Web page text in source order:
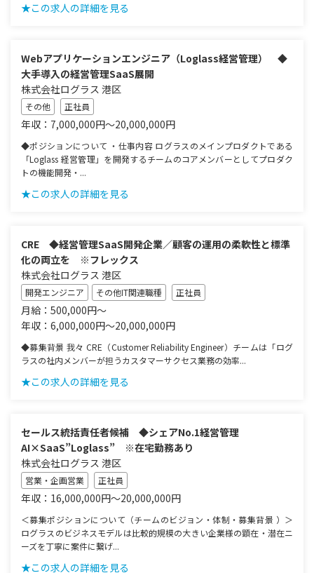
★この求人の詳細を見る
Webアプリケーションエンジニア（Loglass経営管理） ◆
大手導入の経営管理SaaS展開
株式会社ログラス 港区
その他 正社員
年収：7,000,000円～20,000,000円
◆ポジションについて ・仕事内容 ログラスのメインプロダクトである
「Loglass 経営管理」を開発するチームのコアメンバーとしてプロダク
トの機能開発・...
★この求人の詳細を見る
CRE ◆経営管理SaaS開発企業／顧客の運用の柔軟性と標準
化の両立を ※フレックス
株式会社ログラス 港区
開発エンジニア その他IT関連職種 正社員
月給：500,000円～
年収：6,000,000円～20,000,000円
◆募集背景 我々 CRE（Customer Reliability Engineer）チームは「ログ
ラスの社内メンバーが担うカスタマーサクセス業務の効率...
★この求人の詳細を見る
セールス統括責任者候補 ◆シェアNo.1経営管理
AI×SaaS”Loglass” ※在宅勤務あり
株式会社ログラス 港区
営業・企画営業 正社員
年収：16,000,000円～20,000,000円
＜募集ポジションについて（チームのビジョン・体制・募集背景 ）＞
ログラスのビジネスモデルは比較的規模の大きい企業様の顕在・潜在ニ
ーズを丁寧に案件に繋げ...
★この求人の詳細を見る